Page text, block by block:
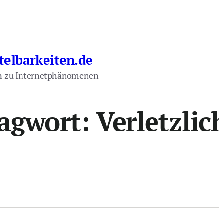
zu Internetphänomenen